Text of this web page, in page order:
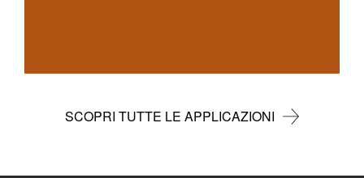
SCOPRI TUTTE LE APPLICAZIONI